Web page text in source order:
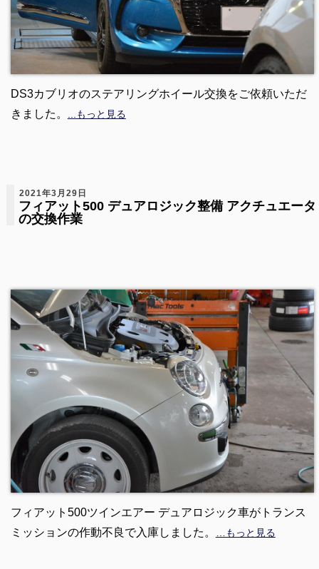
DS3カブリオのステアリングホイール交換をご依頼いただ
きました。
...もっと見る
2021年3月29日
フィアット500 デュアロジック整備 アクチュエータ
の交換作業
フィアット500ツインエアー デュアロジック車がトランス
ミッションの作動不良で入庫しました。
…もっと見る